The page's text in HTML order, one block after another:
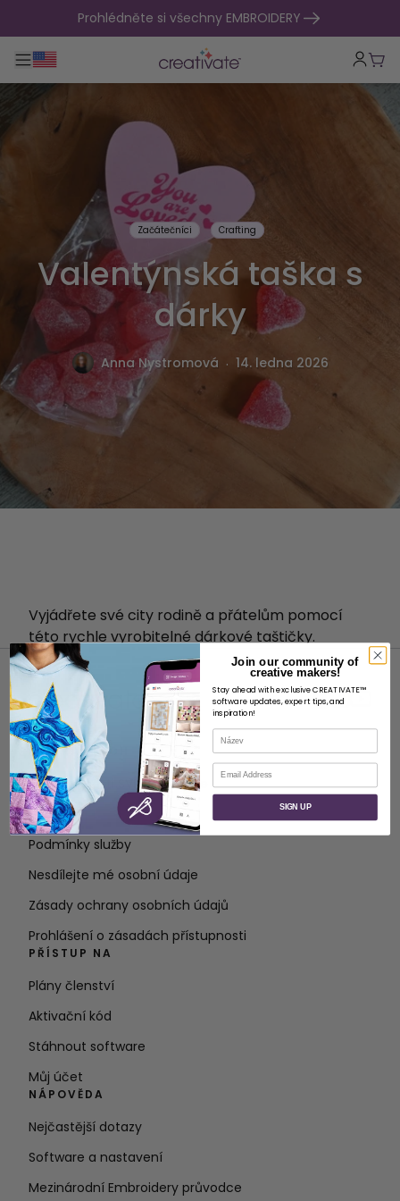
přejít na obsahProhlédněte si všechny EMBROIDERY
Přepnout hlavní navigaci
Začátečníci Crafting
Valentýnská taška s
dárky
Anna Nystromová . 14. ledna 2026
Vyjádřete své city rodině a přátelům pomocí
této rychle vyrobitelné dárkové taštičky.
O STRÁNKÁCH
O společnosti SVP Worldwide
Kontakt
Podmínky služby
Nesdílejte mé osobní údaje
Zásady ochrany osobních údajů
Prohlášení o zásadách přístupnosti
PŘÍSTUP NA
Plány členství
Aktivační kód
Stáhnout software
Můj účet
NÁPOVĚDA
Nejčastější dotazy
Software a nastavení
Mezinárodní Embroidery průvodce
Join our community of
creative makers!
Stay ahead with exclusive CREATIVATE™
software updates, expert tips, and
inspiration!
Název
E-mail
SIGN UP